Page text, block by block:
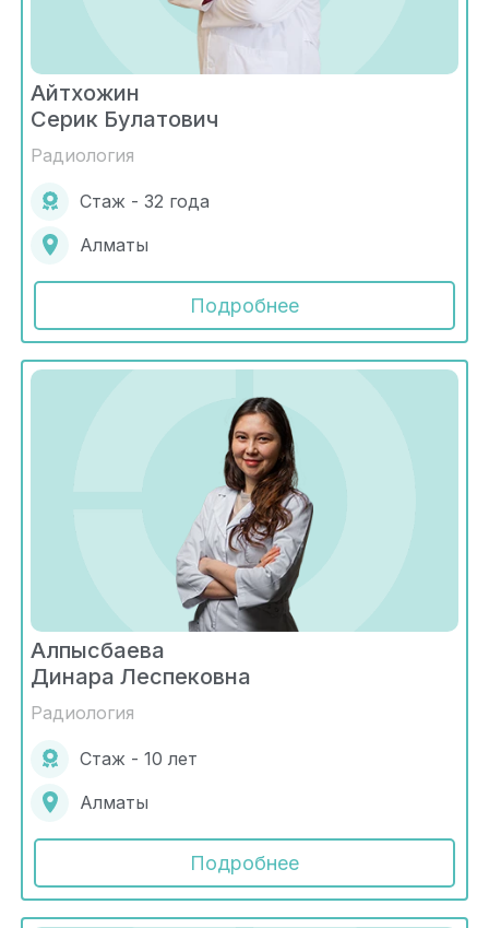
Айтхожин
Серик Булатович
Радиология
Стаж - 32 года
Алматы
Подробнее
Алпысбаева
Динара Леспековна
Радиология
Стаж - 10 лет
Алматы
Подробнее